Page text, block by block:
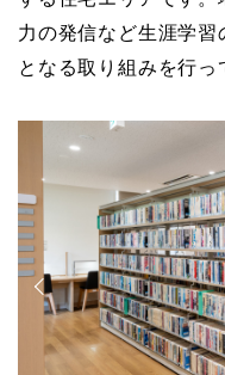
力の発信など生涯学習
となる取り組みを行っ